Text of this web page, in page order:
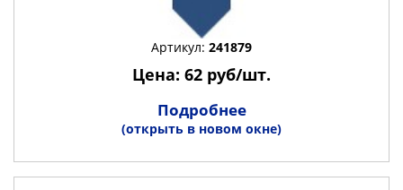
Артикул: 241879
Цена: 62 руб/шт.
Подробнее
(открыть в новом окне)